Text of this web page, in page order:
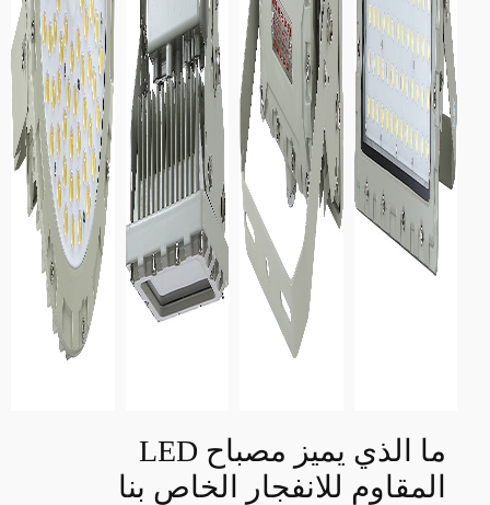
ما الذي يميز مصباح LED
المقاوم للانفجار الخاص بنا